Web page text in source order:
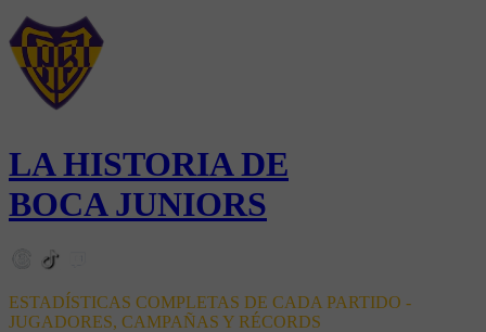
LA HISTORIA DE
BOCA JUNIORS
ESTADÍSTICAS COMPLETAS DE CADA PARTIDO -
JUGADORES, CAMPAÑAS Y RÉCORDS